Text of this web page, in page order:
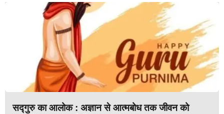
सद्गुरु का आलोक : अज्ञान से आत्मबोध तक जीवन को